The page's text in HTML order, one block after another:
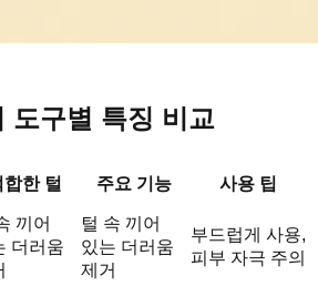
도구별 특징 비교
합한 털 주요 기능 사용 팁
끼어
더러움
털 속 끼어
있는 더러움
제거
부드럽게 사용,
피부 자극 주의